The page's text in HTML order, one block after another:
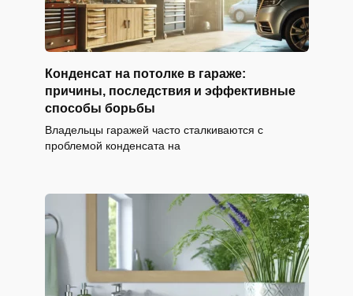
Конденсат на потолке в гараже:
причины, последствия и эффективные
способы борьбы
Владельцы гаражей часто сталкиваются с
проблемой конденсата на